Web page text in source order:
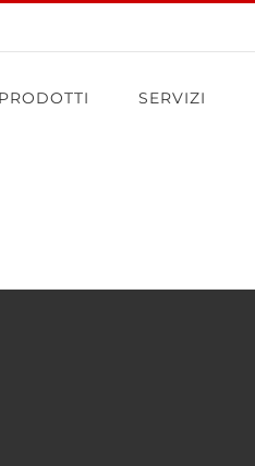
PRODOTTI SERVIZI